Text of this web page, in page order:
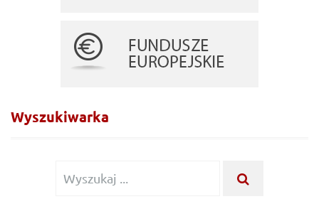
Wyszukiwarka
Wyszukiwanie dla: